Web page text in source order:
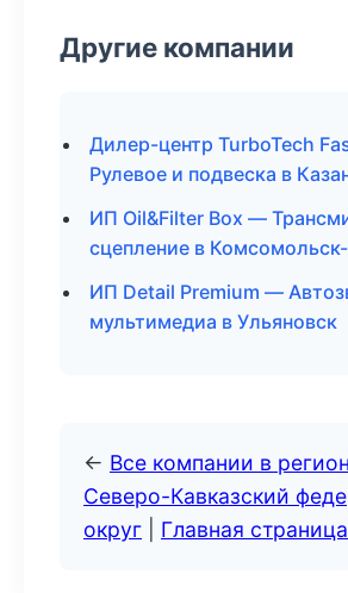
Другие компании
Дилер-центр TurboTech
Рулевое и подвеска в
ИП Oil&Filter Box —
сцепление в
ИП Detail Premium —
мультимедиа в Ульяновск
← Все компании в
Северо-Кавказский
округ
Главная страница